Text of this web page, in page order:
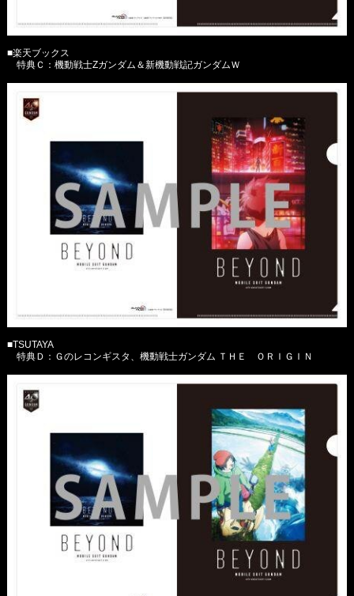
■楽天ブックス
特典Ｃ：機動戦士Ζガンダム＆新機動戦記ガンダムＷ
■TSUTAYA
特典Ｄ：Ｇのレコンギスタ、機動戦士ガンダム ＴＨＥ ＯＲＩＧＩＮ